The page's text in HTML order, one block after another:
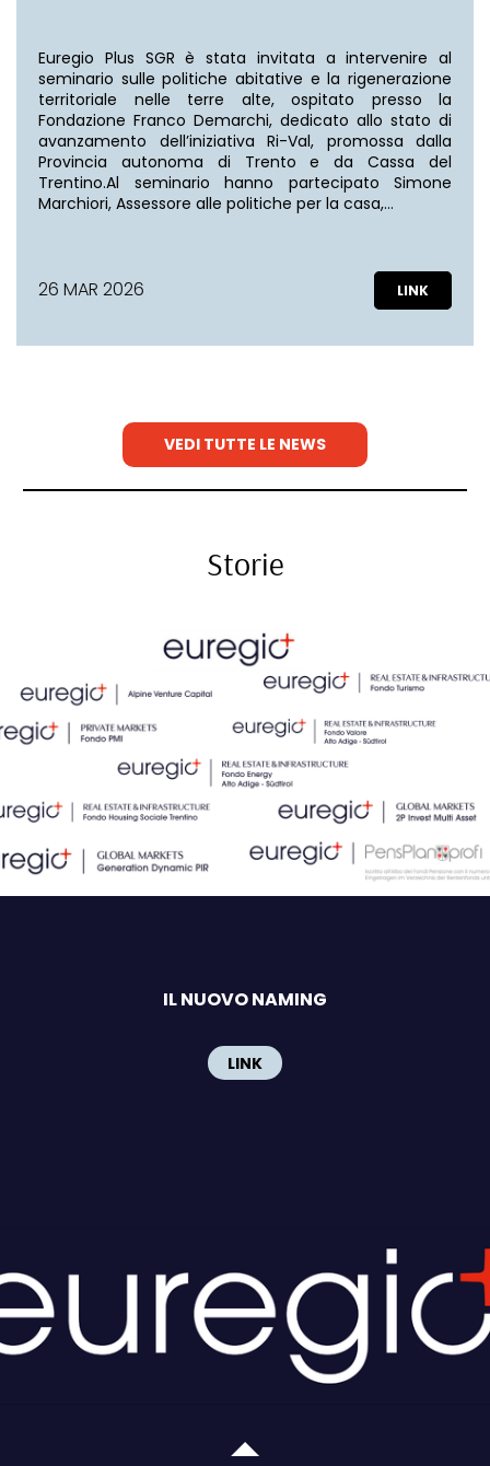
Euregio Plus SGR è stata invitata a intervenire al
seminario sulle politiche abitative e la rigenerazione
territoriale nelle terre alte, ospitato presso la
Fondazione Franco Demarchi, dedicato allo stato di
avanzamento dell’iniziativa Ri-Val, promossa dalla
Provincia autonoma di Trento e da Cassa del
Trentino.Al seminario hanno partecipato Simone
Marchiori, Assessore alle politiche per la casa,…
26 MAR 2026
VEDI TUTTE LE NEWS
Storie
IL NUOVO NAMING
LINK